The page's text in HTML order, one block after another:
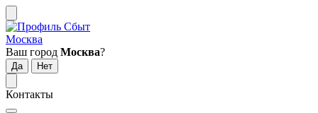
Москва
Ваш город Москва?
Контакты